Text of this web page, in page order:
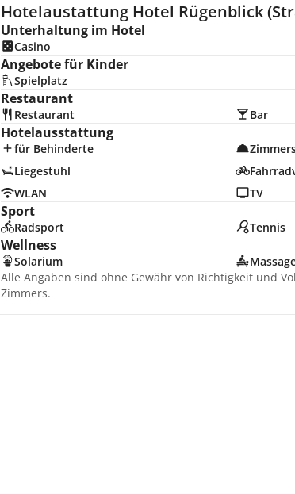
Hotelaustattung Hotel Rügenblick
Unterhaltung im Hotel
Casino
Angebote für Kinder
Spielplatz
Restaurant
Restaurant Bar
Hotelausstattung
für Behinderte
Liegestuhl
WLAN
TV
Sport
Radsport Tennis
Wellness
Solarium
Alle Angaben sind ohne Gewähr von Richtigkeit und
Zimmers.